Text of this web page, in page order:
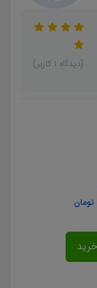
(دیدگاه 1 کاربر)
تومان